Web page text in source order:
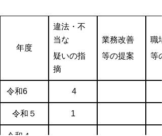
年度
違法・不
当な
疑いの指
摘
業務改善
等の提案
職
等
令和6 4
令和５ 1